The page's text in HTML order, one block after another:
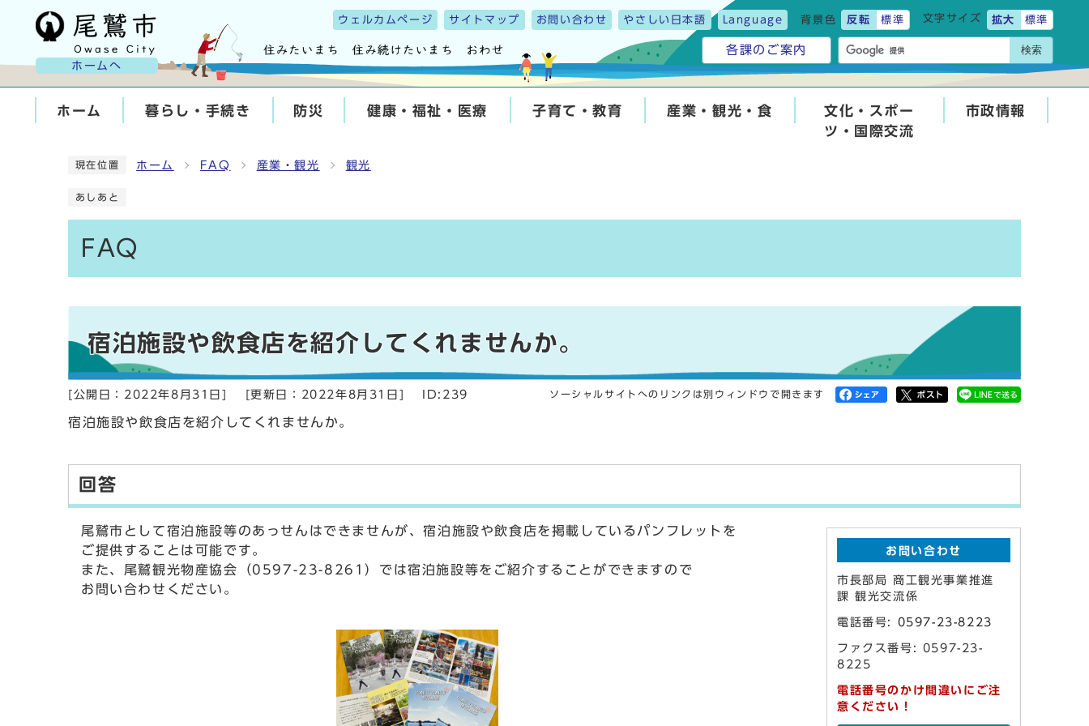
ホームへ
ウェルカムページ サイトマップ お問い合わせ やさしい日本語 Language 背景色 反転 標準 文字サイズ 拡大 標準
各課のご案内 検索
ホーム 暮らし・手続き 防災 健康・福祉・医療 子育て・教育 産業・観光・食
文化・スポー
ツ・国際交流
市政情報
現在位置 ホーム FAQ 産業・観光 観光
あしあと
FAQ
宿泊施設や飲食店を紹介してくれませんか。
[公開日：2022年8月31日] [更新日：2022年8月31日] ID:239 ソーシャルサイトへのリンクは別ウィンドウで開きます
宿泊施設や飲食店を紹介してくれませんか。
回答
尾鷲市として宿泊施設等のあっせんはできませんが、宿泊施設や飲食店を掲載しているパンフレットを
ご提供することは可能です。
また、尾鷲観光物産協会（0597-23-8261）では宿泊施設等をご紹介することができますので
お問い合わせください。
お問い合わせ
市長部局 商工観光事業推進
課 観光交流係
電話番号: 0597-23-8223
ファクス番号: 0597-23-
8225
電話番号のかけ間違いにご注
意ください！